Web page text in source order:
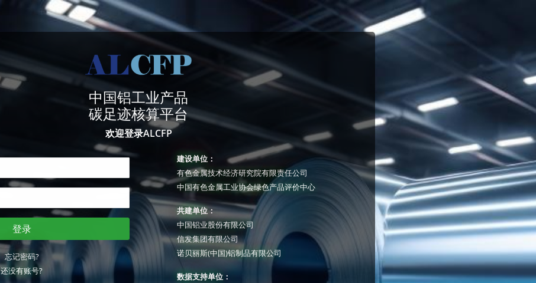
中国铝工业产品
碳足迹核算平台
欢迎登录ALCFP
登录
忘记密码?
还没有账号?
建设单位：
有色金属技术经济研究院有限责任公司
中国有色金属工业协会绿色产品评价中心
共建单位：
中国铝业股份有限公司
信发集团有限公司
诺贝丽斯(中国)铝制品有限公司
数据支持单位：